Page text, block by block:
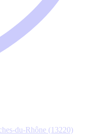
du-Rhône (13220)